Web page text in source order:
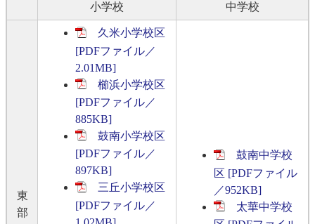
小学校
中学校
東
部
久米小学校区
[PDFファイル／
2.01MB]
櫛浜小学校区
[PDFファイル／
885KB]
鼓南小学校区
[PDFファイル／
897KB]
三丘小学校区
[PDFファイル／
鼓南中学校
区 [PDFファイル
／952KB]
太華中学校